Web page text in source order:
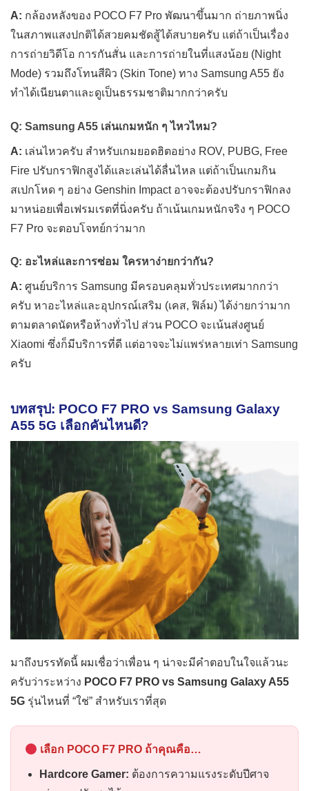
A: กล้องหลังของ POCO F7 Pro พัฒนาขึ้นมาก ถ่ายภาพนิ่ง
ในสภาพแสงปกติได้สวยคมชัดสู้ได้สบายครับ แต่ถ้าเป็นเรื่อง
การถ่ายวิดีโอ การกันสั่น และการถ่ายในที่แสงน้อย (Night
Mode) รวมถึงโทนสีผิว (Skin Tone) ทาง Samsung A55 ยัง
ทำได้เนียนตาและดูเป็นธรรมชาติมากกว่าครับ
Q: Samsung A55 เล่นเกมหนัก ๆ ไหวไหม?
A: เล่นไหวครับ สำหรับเกมยอดฮิตอย่าง ROV, PUBG, Free
Fire ปรับกราฟิกสูงได้และเล่นได้ลื่นไหล แต่ถ้าเป็นเกมกิน
สเปกโหด ๆ อย่าง Genshin Impact อาจจะต้องปรับกราฟิกลง
มาหน่อยเพื่อเฟรมเรตที่นิ่งครับ ถ้าเน้นเกมหนักจริง ๆ POCO
F7 Pro จะตอบโจทย์กว่ามาก
Q: อะไหล่และการซ่อม ใครหาง่ายกว่ากัน?
A: ศูนย์บริการ Samsung มีครอบคลุมทั่วประเทศมากกว่า
ครับ หาอะไหล่และอุปกรณ์เสริม (เคส, ฟิล์ม) ได้ง่ายกว่ามาก
ตามตลาดนัดหรือห้างทั่วไป ส่วน POCO จะเน้นส่งศูนย์
Xiaomi ซึ่งก็มีบริการที่ดี แต่อาจจะไม่แพร่หลายเท่า Samsung
ครับ
บทสรุป: POCO F7 PRO vs Samsung Galaxy
A55 5G เลือกคันไหนดี?
มาถึงบรรทัดนี้ ผมเชื่อว่าเพื่อน ๆ น่าจะมีคำตอบในใจแล้วนะ
ครับว่าระหว่าง POCO F7 PRO vs Samsung Galaxy A55
5G รุ่นไหนที่ “ใช่” สำหรับเราที่สุด
เลือก POCO F7 PRO ถ้าคุณคือ…
Hardcore Gamer: ต้องการความแรงระดับปีศาจ